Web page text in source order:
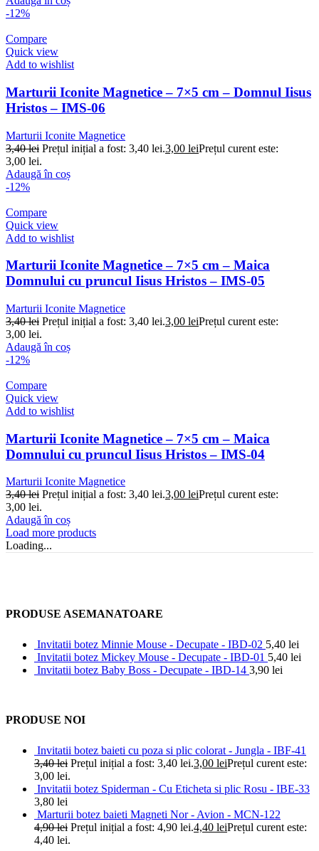
-12%
Compare
Quick view
Add to wishlist
Marturii Iconite Magnetice – 7×5 cm – Domnul Iisus
Hristos – IMS-06
Marturii Iconite Magnetice
3,40lei Prețul inițial a fost: 3,40 lei.3,00 leiPrețul curent este:
3,00 lei.
Adaugă în coș
-12%
Compare
Quick view
Add to wishlist
Marturii Iconite Magnetice – 7×5 cm – Maica
Domnului cu pruncul Iisus Hristos – IMS-05
Marturii Iconite Magnetice
3,40lei Prețul inițial a fost: 3,40 lei.3,00 leiPrețul curent este:
3,00 lei.
Adaugă în coș
-12%
Compare
Quick view
Add to wishlist
Marturii Iconite Magnetice – 7×5 cm – Maica
Domnului cu pruncul Iisus Hristos – IMS-04
Marturii Iconite Magnetice
3,40lei Prețul inițial a fost: 3,40 lei.3,00 leiPrețul curent este:
3,00 lei.
Adaugă în coș
Load more products
Loading...
PRODUSE ASEMANATOARE
Invitatii botez Minnie Mouse - Decupate - IBD-02 5,40 lei
Invitatii botez Mickey Mouse - Decupate - IBD-01 5,40 lei
Invitatii botez Baby Boss - Decupate - IBD-14 3,90 lei
PRODUSE NOI
Invitatii botez baieti cu poza si plic colorat - Jungla - IBF-41
3,40lei Prețul inițial a fost: 3,40 lei.3,00 leiPrețul curent este:
3,00 lei.
Invitatii botez Spiderman - Cu Eticheta si plic Rosu - IBE-33
3,80 lei
Marturii botez baieti Magneti Nor - Avion - MCN-122
4,90lei Prețul inițial a fost: 4,90 lei.4,40 leiPrețul curent este:
4,40 lei.